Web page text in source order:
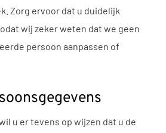
Zorg ervoor dat u duidelijk
wij zeker weten dat we geen
persoon aanpassen of
u er tevens op wijzen dat u de